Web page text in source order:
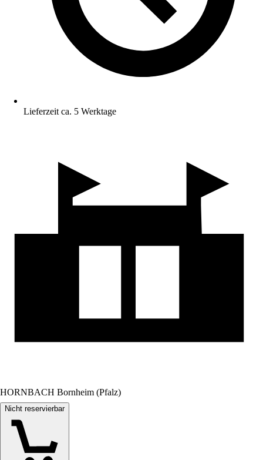
Lieferzeit ca. 5 Werktage
HORNBACH Bornheim (Pfalz)
Nicht reservierbar